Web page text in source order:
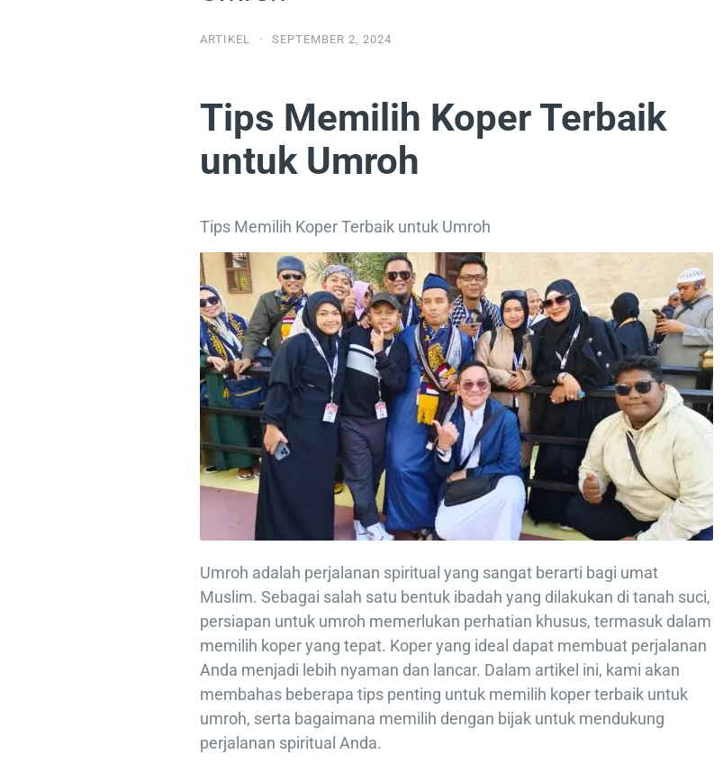
ARTIKEL · SEPTEMBER 2, 2024
Tips Memilih Koper Terbaik
untuk Umroh
Tips Memilih Koper Terbaik untuk Umroh
Umroh adalah perjalanan spiritual yang sangat berarti bagi umat
Muslim. Sebagai salah satu bentuk ibadah yang dilakukan di tanah suci,
persiapan untuk umroh memerlukan perhatian khusus, termasuk dalam
memilih koper yang tepat. Koper yang ideal dapat membuat perjalanan
Anda menjadi lebih nyaman dan lancar. Dalam artikel ini, kami akan
membahas beberapa tips penting untuk memilih koper terbaik untuk
umroh, serta bagaimana memilih dengan bijak untuk mendukung
perjalanan spiritual Anda.